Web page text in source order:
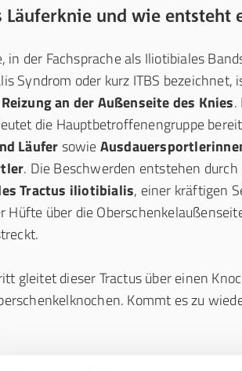
Läuferknie und wie entsteht
in der Fachsprache als Iliotibiales
Syndrom oder kurz ITBS bezeichnet,
an der Außenseite des Knies.
die Hauptbetroffenengruppe
Läufer sowie
. Die Beschwerden entstehen durch
Tractus iliotibialis, einer kräftigen
Hüfte über die
gleitet dieser Tractus über einen
Kommt es zu